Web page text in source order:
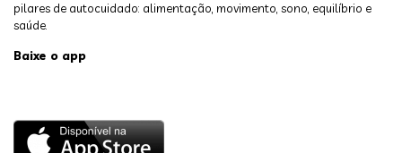
pilares de autocuidado: alimentação, movimento, sono, equilíbrio e
saúde.
Baixe o app